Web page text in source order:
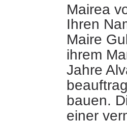
Mairea
Ihren
Maire
ihrem
Jahre
bauen.
einer